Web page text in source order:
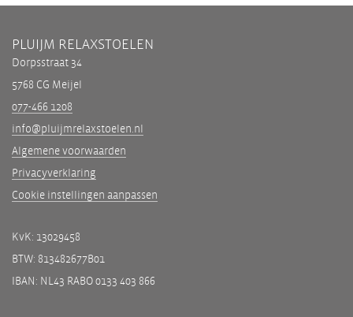
PLUIJM RELAXSTOELEN
Dorpsstraat 34
5768 CG Meijel
077-466 1208
info@pluijmrelaxstoelen.nl
Algemene voorwaarden
Privacyverklaring
Cookie instellingen aanpassen
KvK: 13029458
BTW: 813482677B01
IBAN: NL43 RABO 0133 403 866